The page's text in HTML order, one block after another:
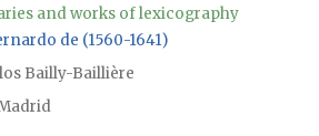
and works of lexicography
de (1560-1641)
Bailly-Baillière